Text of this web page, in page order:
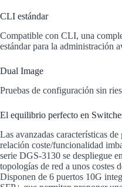
CLI estándar
Compatible con CLI, una
estándar para la administración
Dual Image
Pruebas de configuración sin
El equilibrio perfecto en
Las avanzadas características
relación coste/funcionalidad
serie DGS-3130 se despliegue
topologías de red a unos costes
Disponen de 6 puertos 10G